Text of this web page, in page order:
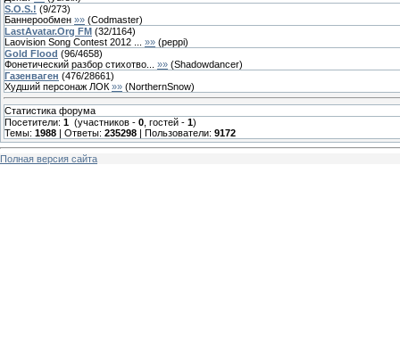
S.O.S.! (9/273)
Баннерообмен »» (Codmaster)
LastAvatar.Org FM (32/1164)
Laovision Song Contest 2012 ...
»» (peppi)
Gold Flood (96/4658)
Фонетический разбор стихотво...
»» (Shadowdancer)
Газенваген (476/28661)
Худший персонаж ЛОК »» (NorthernSnow)
Статистика форума
Посетители: 1 (участников - 0 , гостей - 1)
Темы: 1988 | Ответы: 235298 | Пользователи: 9172
Полная версия сайта